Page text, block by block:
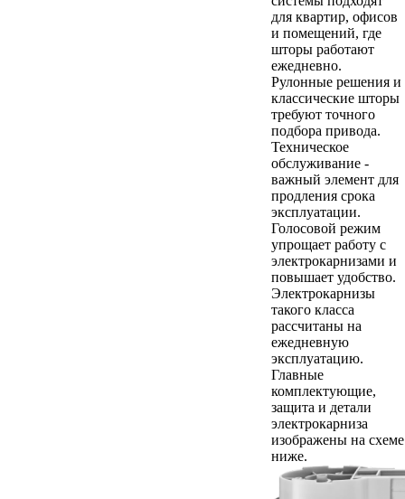
для квартир, офисов
и помещений, где
шторы работают
ежедневно.
Рулонные решения и
классические шторы
требуют точного
подбора привода.
Техническое
обслуживание -
важный элемент для
продления срока
эксплуатации.
Голосовой режим
упрощает работу с
электрокарнизами и
повышает удобство.
Электрокарнизы
такого класса
рассчитаны на
ежедневную
эксплуатацию.
Главные
комплектующие,
защита и детали
электрокарниза
изображены на схеме
ниже.